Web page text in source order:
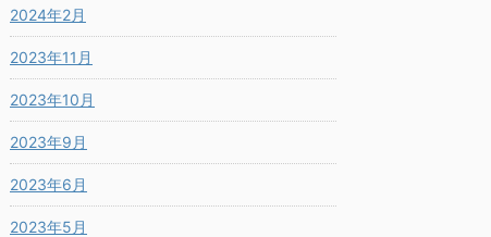
2024年2月
2023年11月
2023年10月
2023年9月
2023年6月
2023年5月